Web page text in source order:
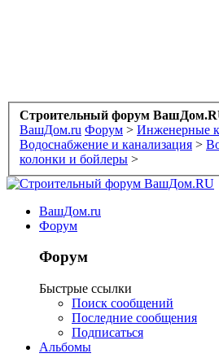
Строительный форум
ВашДом.ru Форум > Инженерные
Водоснабжение и канализация >
колонки и бойлеры >
ВашДом.ru
Форум
Форум
Быстрые ссылки
Поиск сообщений
Последние сообщения
Подписаться
Альбомы